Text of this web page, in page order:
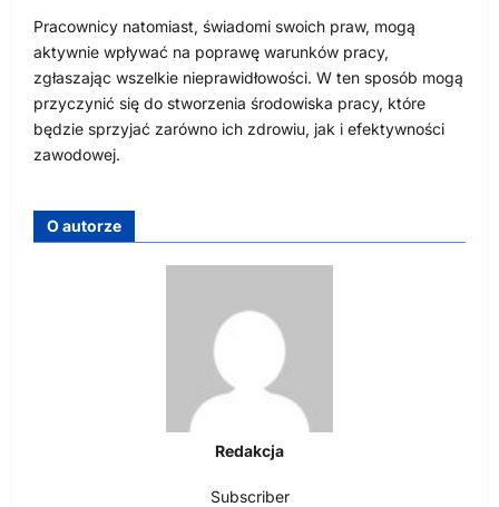
Pracownicy natomiast, świadomi swoich praw, mogą
aktywnie wpływać na poprawę warunków pracy,
zgłaszając wszelkie nieprawidłowości. W ten sposób mogą
przyczynić się do stworzenia środowiska pracy, które
będzie sprzyjać zarówno ich zdrowiu, jak i efektywności
zawodowej.
O autorze
Redakcja
Subscriber